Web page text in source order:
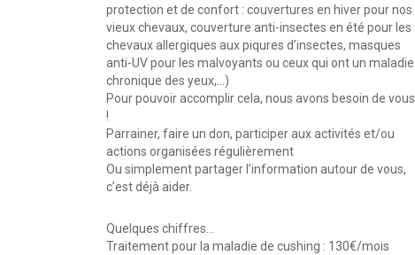
protection et de confort : couvertures en hiver pour nos
vieux chevaux, couverture anti-insectes en été pour les
chevaux allergiques aux piqures d’insectes, masques
anti-UV pour les malvoyants ou ceux qui ont un maladie
chronique des yeux,…)
Pour pouvoir accomplir cela, nous avons besoin de vous
!
Parrainer, faire un don, participer aux activités et/ou
actions organisées régulièrement
Ou simplement partager l’information autour de vous,
c’est déjà aider.
Quelques chiffres…
Traitement pour la maladie de cushing : 130€/mois